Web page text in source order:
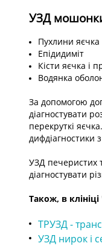
УЗД
Пухлини яєчка
Епідидиміт
Кісти яєчка і
Водянка
За допомогою
діагностувати
перекруткі
дифдіагностики
УЗД печеристих
діагностувати
Також, в
ТРУЗД -
УЗД нирок і